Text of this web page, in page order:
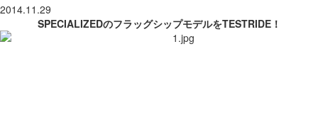
2014.11.29
SPECIALIZEDのフラッグシップモデルをTESTRIDE！